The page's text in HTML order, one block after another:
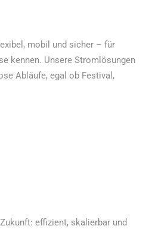
mobil und sicher – für
kennen. Unsere Stromlösungen
Abläufe, egal ob Festival,
effizient, skalierbar und